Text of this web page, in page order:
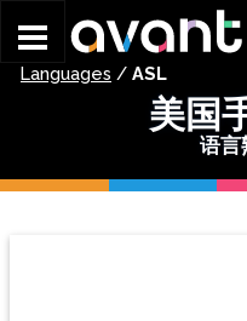
Languages / ASL
美国
语言